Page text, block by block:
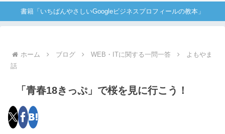
書籍「いちばんやさしいGoogleビジネスプロフィールの教本」
ホーム ブログ WEB・ITに関する一問一答
よもやま
話
「青春18きっぷ」で桜を見に行こう！